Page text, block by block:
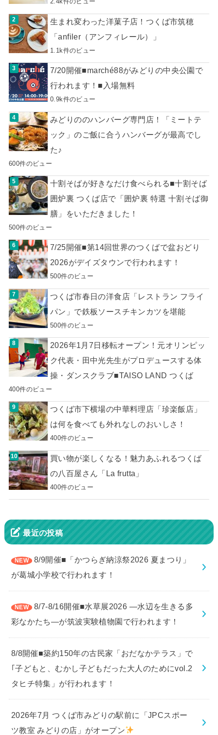
生まれ変わった洋菓子店！つくば市筑穂
「anfiler（アンフィレール）」
1.1k件のビュー
7/20開催■marché88がみどりの中央公園で
行われます！■入場無料
0.9k件のビュー
みどりののハンバーグ専門店！「ミートテ
ック」のご飯に合うハンバーグが最高でし
た♪
600件のビュー
十割そばが好きなだけ食べられる■十割そば
囲炉裏 つくば店で「囲炉裏 特選 十割そば御
膳」をいただきました！
500件のビュー
7/25開催■第14回世界のつくばで盆おどり
2026がデイズタウンで行われます！
500件のビュー
つくば市春日の洋食店「レストラン フライ
パン」で鉄板ソースチキンカツを堪能
500件のビュー
2026年1月7日移転オープン！元オリンピッ
ク代表・田中光先生がプロデュースする体
操・ダンスクラブ■TAISO LAND つくば
400件のビュー
つくば市下横場の中華料理店「珍楽飯店」
は何を食べても外れなしのおいしさ！
400件のビュー
買い物が楽しくなる！魅力あふれるつくば
の八百屋さん「La frutta」
400件のビュー
最近の投稿
8/9開催■「かつらぎ納涼祭2026 夏まつり」
が葛城小学校で行われます！
8/7-8/16開催■水草展2026 ―水辺を生きる多
彩なかたち―が筑波実験植物園で行われます！
8/8開催■築約150年の古民家「おだなかテラス」で
｢子どもと、むかし子どもだった大人のためにvol.2
タヒチ特集」が行われます！
2026年7月 つくば市みどりの駅前に「JPCスポー
ツ教室 みどりの店」がオープン